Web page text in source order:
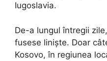
Iugoslavia.
De-a lungul întregii
fusese liniște. Doar
Kosovo, în regiunea